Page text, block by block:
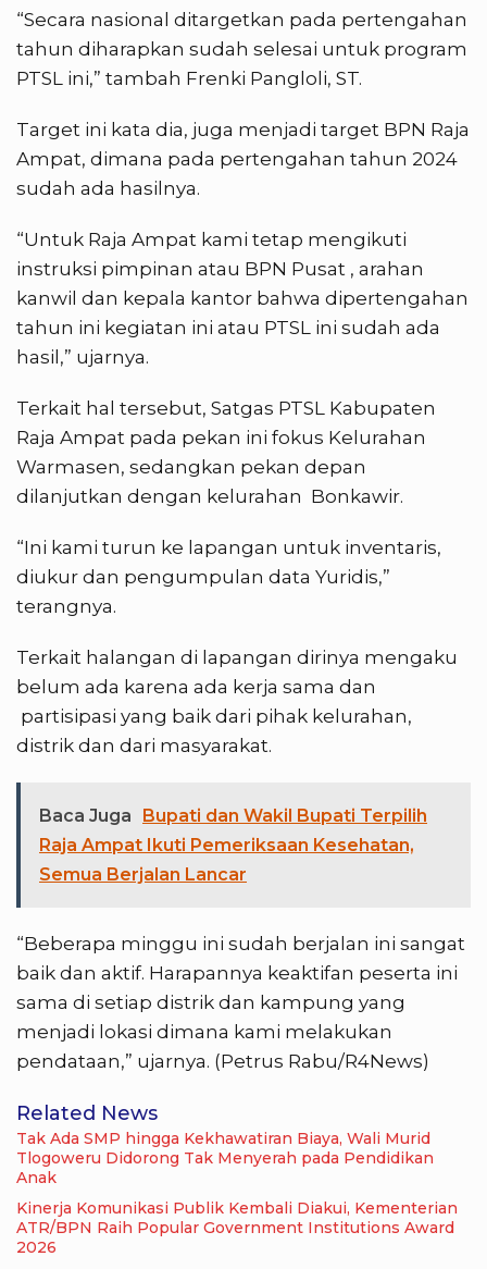
“Secara nasional ditargetkan pada pertengahan
tahun diharapkan sudah selesai untuk program
PTSL ini,” tambah Frenki Pangloli, ST.
Target ini kata dia, juga menjadi target BPN Raja
Ampat, dimana pada pertengahan tahun 2024
sudah ada hasilnya.
“Untuk Raja Ampat kami tetap mengikuti
instruksi pimpinan atau BPN Pusat , arahan
kanwil dan kepala kantor bahwa dipertengahan
tahun ini kegiatan ini atau PTSL ini sudah ada
hasil,” ujarnya.
Terkait hal tersebut, Satgas PTSL Kabupaten
Raja Ampat pada pekan ini fokus Kelurahan
Warmasen, sedangkan pekan depan
dilanjutkan dengan kelurahan Bonkawir.
“Ini kami turun ke lapangan untuk inventaris,
diukur dan pengumpulan data Yuridis,”
terangnya.
Terkait halangan di lapangan dirinya mengaku
belum ada karena ada kerja sama dan
partisipasi yang baik dari pihak kelurahan,
distrik dan dari masyarakat.
Baca Juga
Bupati dan Wakil Bupati Terpilih
Raja Ampat Ikuti Pemeriksaan Kesehatan,
Semua Berjalan Lancar
“Beberapa minggu ini sudah berjalan ini sangat
baik dan aktif. Harapannya keaktifan peserta ini
sama di setiap distrik dan kampung yang
menjadi lokasi dimana kami melakukan
pendataan,” ujarnya. (Petrus Rabu/R4News)
Related News
Tak Ada SMP hingga Kekhawatiran Biaya, Wali Murid
Tlogoweru Didorong Tak Menyerah pada Pendidikan
Anak
Kinerja Komunikasi Publik Kembali Diakui, Kementerian
ATR/BPN Raih Popular Government Institutions Award
2026